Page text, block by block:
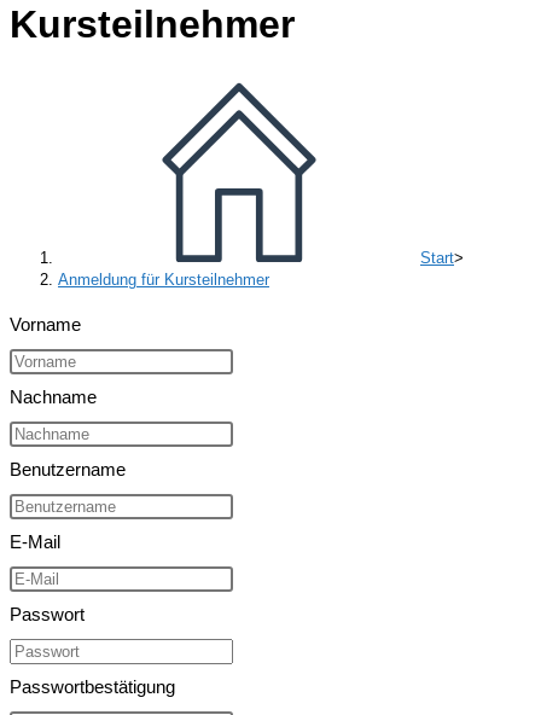
Kursteilnehmer
Start>
Anmeldung für Kursteilnehmer
Vorname
Nachname
Benutzername
E-Mail
Passwort
Passwortbestätigung